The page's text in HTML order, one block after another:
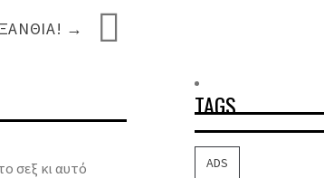
→
σεξ κι αυτό
TAGS
ADS